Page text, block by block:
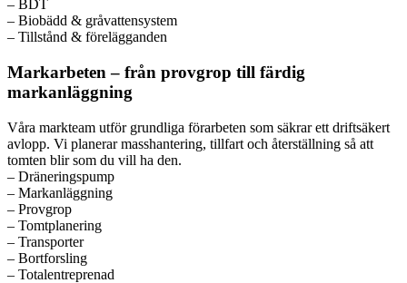
– BDT
– Biobädd & gråvattensystem
– Tillstånd & förelägganden
Markarbeten – från provgrop till färdig
markanläggning
Våra markteam utför grundliga förarbeten som säkrar ett driftsäkert
avlopp. Vi planerar masshantering, tillfart och återställning så att
tomten blir som du vill ha den.
– Dräneringspump
– Markanläggning
– Provgrop
– Tomtplanering
– Transporter
– Bortforsling
– Totalentreprenad